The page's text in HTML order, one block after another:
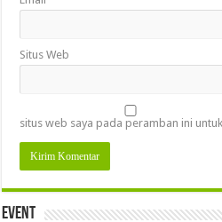
Situs Web
situs web saya pada peramban ini
Event